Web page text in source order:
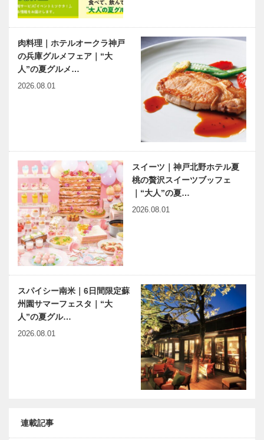
春節を中華料
理で祝う｜神
戸壺中天（こ
ちゅうてん）
春節を中華料
理で祝う｜小
宇宙食堂（し
ょううちゅう
しょくどう）
神大病院の魅
力はココだ！
Vol.27神戸大
学医学部附属
病院 放射線
木…
出会いと学びの旅から
Vol.01
連載コラム
「球友再会」
ベトナム元気
X躍動するア
ジア 第１回
タクシー
KOBECCOオ
連載エッセイ
／喫茶店の書
斎から92
繋がった！
神戸偉人伝外伝 ～知られ
ざる偉業～㊺前編 田辺聖
肉料理｜ホテルオークラ神戸
の兵庫グルメフェア｜“大
人”の夏グルメ…
2026.08.01
スイーツ｜神戸北野ホテル夏
桃の贅沢スイーツブッフェ
｜“大人”の夏…
2026.08.01
スパイシー南米｜6日間限定蘇
州園サマーフェスタ｜“大
人”の夏グル…
2026.08.01
連載記事